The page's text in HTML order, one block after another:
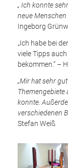
„ Ich konnte
neue
Ingeborg
„Ich habe bei
viele Tipps
bekommen.“ –
„Mir hat sehr
Themengebiete
konnte.
verschiedenen
Stefan Weiß